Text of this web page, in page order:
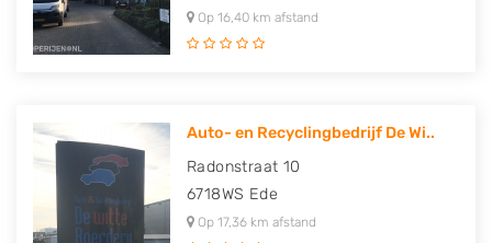
Op 16,40 km afstand
Auto- en Recyclingbedrijf De Wi..
Radonstraat 10
6718WS Ede
Op 17,36 km afstand